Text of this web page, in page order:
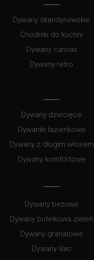
Dywany skandynawskie
Chodniki do kuchni
Dywany canvas
Dywany retro
Dywany dziecięce
Dywaniki łazienkowe
Dywany z długim włosem
Dywany komfortowe
Dywany beżowe
Dywany butelkowa zieleń
Dywany granatowe
Dywany lilac